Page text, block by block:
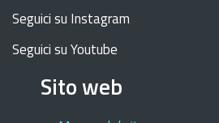
Seguici su Instagram
Seguici su Youtube
Sito web